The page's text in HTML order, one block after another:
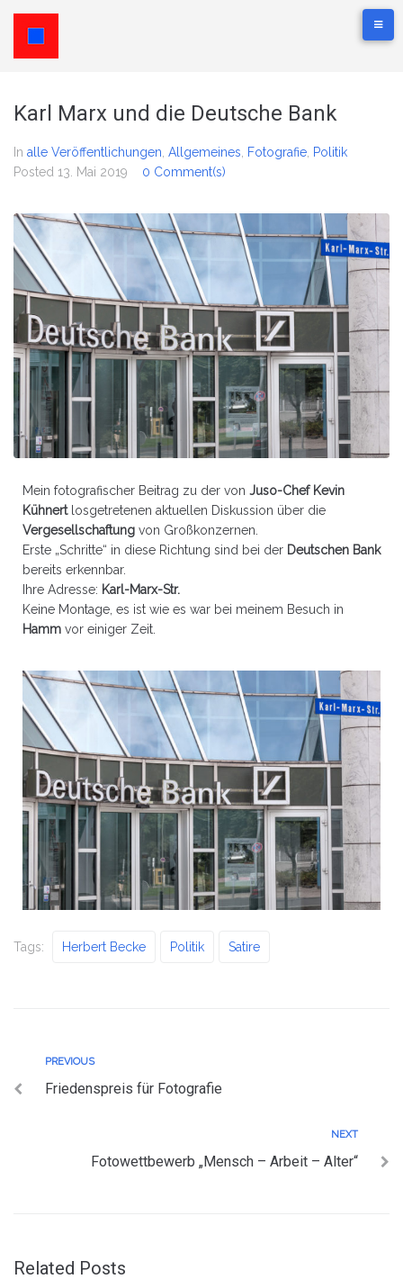
Karl Marx und die Deutsche Bank
In alle Veröffentlichungen Allgemeines Fotografie Politik
Posted 13. Mai 2019 0 Comment(s)
Mein fotografischer Beitrag zu der von Juso-Chef Kevin
Kühnertlosgetretenen aktuellen Diskussion über die
Vergesellschaftung von Großkonzernen.
Erste „Schritte“ in diese Richtung sind bei der Deutschen Bank
bereits erkennbar.
Ihre Adresse: Karl-Marx-Str.
Keine Montage, es ist wie es war bei meinem Besuch in
Hamm vor einiger Zeit.
Tags: Herbert Becke Politik Satire
PREVIOUS
Friedenspreis für Fotografie
NEXT
Fotowettbewerb „Mensch – Arbeit – Alter“
Related Posts